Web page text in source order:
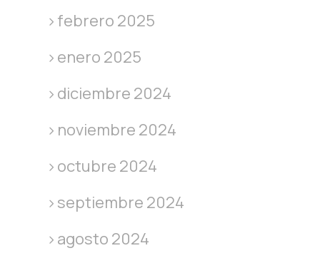
febrero 2025
enero 2025
diciembre 2024
noviembre 2024
octubre 2024
septiembre 2024
agosto 2024